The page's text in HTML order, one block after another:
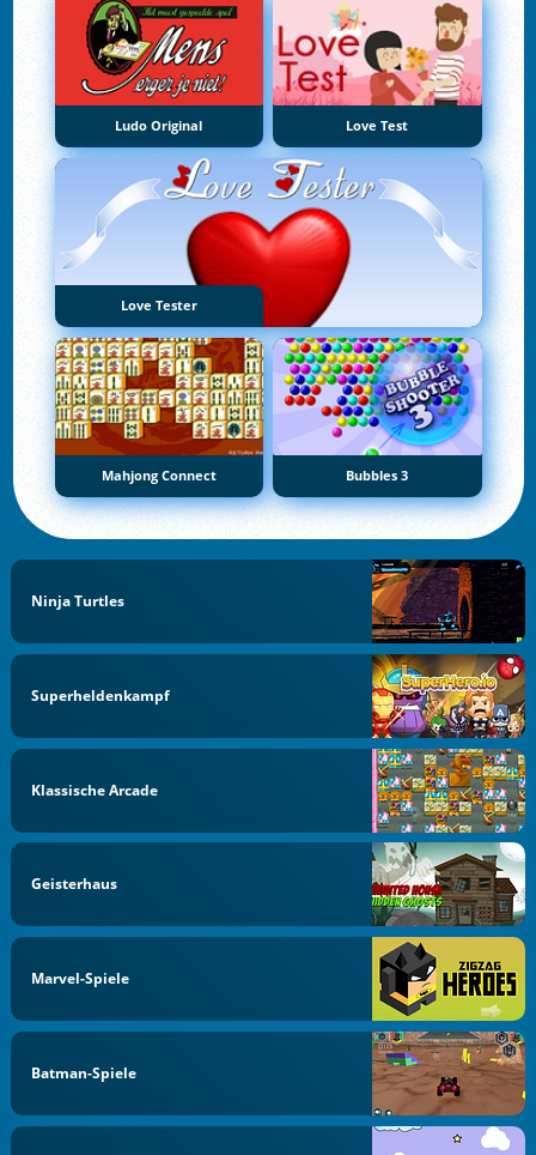
Ludo Original Love Test
Love Tester
Mahjong Connect Bubbles 3
Ninja Turtles
Superheldenkampf
Klassische Arcade
Geisterhaus
Marvel-Spiele
Batman-Spiele